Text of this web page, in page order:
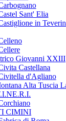
Sant' Elia
in
Giovanni XXIII
Castellana
d'Agliano
Alta Tuscia
CIMINI